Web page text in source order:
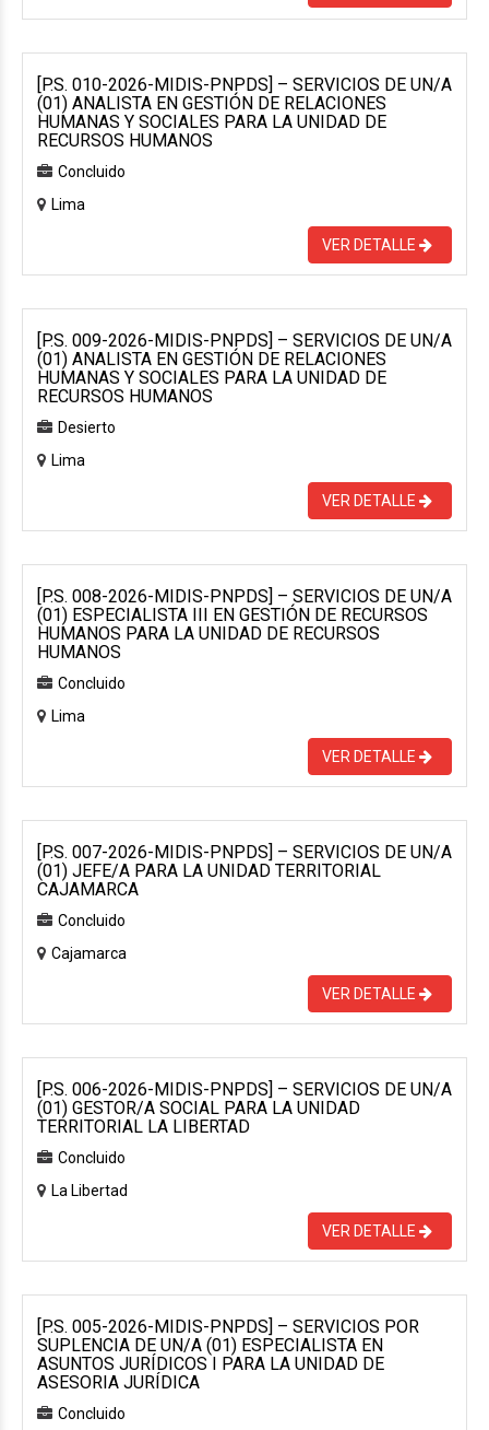
[P.S. 010-2026-MIDIS-PNPDS] – SERVICIOS DE UN/A
(01) ANALISTA EN GESTIÓN DE RELACIONES
HUMANAS Y SOCIALES PARA LA UNIDAD DE
RECURSOS HUMANOS
Concluido
Lima
VER DETALLE
[P.S. 009-2026-MIDIS-PNPDS] – SERVICIOS DE UN/A
(01) ANALISTA EN GESTIÓN DE RELACIONES
HUMANAS Y SOCIALES PARA LA UNIDAD DE
RECURSOS HUMANOS
Desierto
Lima
VER DETALLE
[P.S. 008-2026-MIDIS-PNPDS] – SERVICIOS DE UN/A
(01) ESPECIALISTA III EN GESTIÓN DE RECURSOS
HUMANOS PARA LA UNIDAD DE RECURSOS
HUMANOS
Concluido
Lima
VER DETALLE
[P.S. 007-2026-MIDIS-PNPDS] – SERVICIOS DE UN/A
(01) JEFE/A PARA LA UNIDAD TERRITORIAL
CAJAMARCA
Concluido
Cajamarca
VER DETALLE
[P.S. 006-2026-MIDIS-PNPDS] – SERVICIOS DE UN/A
(01) GESTOR/A SOCIAL PARA LA UNIDAD
TERRITORIAL LA LIBERTAD
Concluido
La Libertad
VER DETALLE
[P.S. 005-2026-MIDIS-PNPDS] – SERVICIOS POR
SUPLENCIA DE UN/A (01) ESPECIALISTA EN
ASUNTOS JURÍDICOS I PARA LA UNIDAD DE
ASESORIA JURÍDICA
Concluido